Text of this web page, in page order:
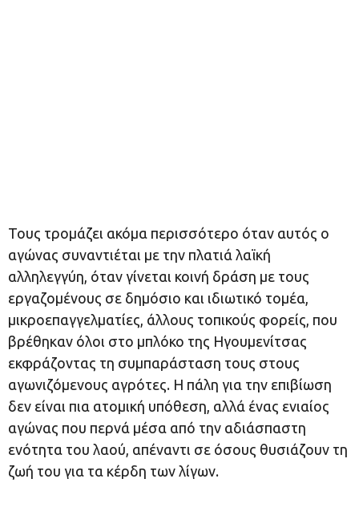
Τους τρομάζει ακόμα περισσότερο όταν αυτός ο
αγώνας συναντιέται με την πλατιά λαϊκή
αλληλεγγύη, όταν γίνεται κοινή δράση με τους
εργαζομένους σε δημόσιο και ιδιωτικό τομέα,
μικροεπαγγελματίες, άλλους τοπικούς φορείς, που
βρέθηκαν όλοι στο μπλόκο της Ηγουμενίτσας
εκφράζοντας τη συμπαράσταση τους στους
αγωνιζόμενους αγρότες. Η πάλη για την επιβίωση
δεν είναι πια ατομική υπόθεση, αλλά ένας ενιαίος
αγώνας που περνά μέσα από την αδιάσπαστη
ενότητα του λαού, απέναντι σε όσους θυσιάζουν τη
ζωή του για τα κέρδη των λίγων.